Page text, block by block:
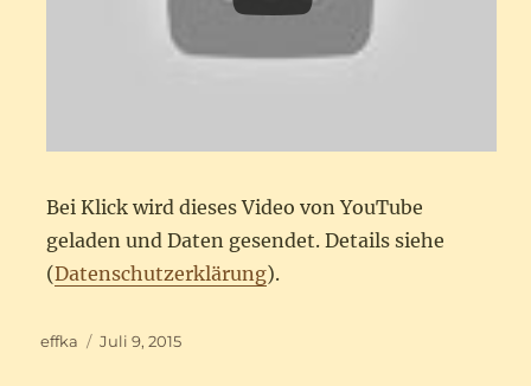
Bei Klick wird dieses Video von YouTube
geladen und Daten gesendet. Details siehe
(Datenschutzerklärung).
Autor
effka
Veröffentlicht
Juli 9, 2015